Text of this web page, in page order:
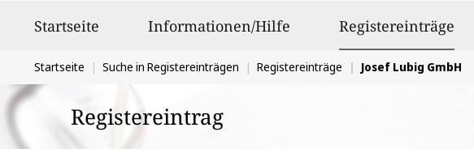
Startseite Informationen/Hilfe Registereinträge
Sie
befinden
sich
hier:
Startseite Suche in Registereinträgen Registereinträge Josef Lubig GmbH
Registereintrag